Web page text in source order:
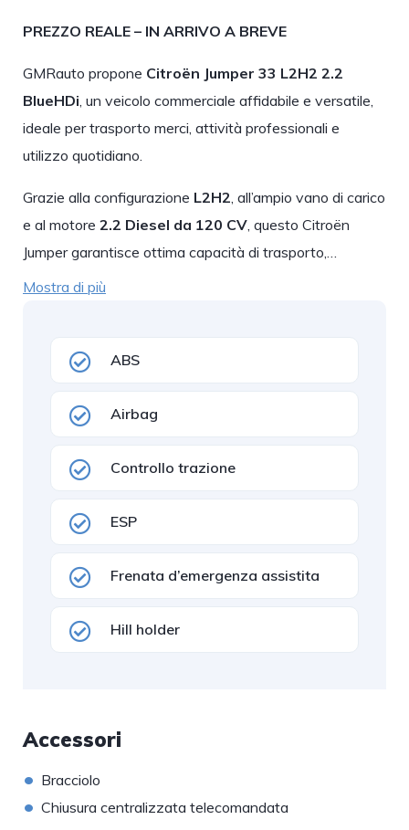
PREZZO REALE – IN ARRIVO A BREVE
GMRauto propone Citroën Jumper 33 L2H2 2.2
BlueHDi, un veicolo commerciale affidabile e versatile,
ideale per trasporto merci, attività professionali e
utilizzo quotidiano.
Grazie alla configurazione L2H2, all’ampio vano di carico
e al motore 2.2 Diesel da 120 CV, questo Citroën
Jumper garantisce ottima capacità di trasporto,…
Mostra di più
ABS
Airbag
Controllo trazione
ESP
Frenata d’emergenza assistita
Hill holder
Accessori
• Bracciolo
• Chiusura centralizzata telecomandata